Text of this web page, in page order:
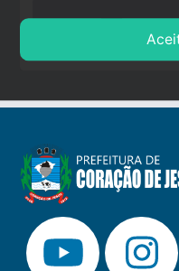
stop